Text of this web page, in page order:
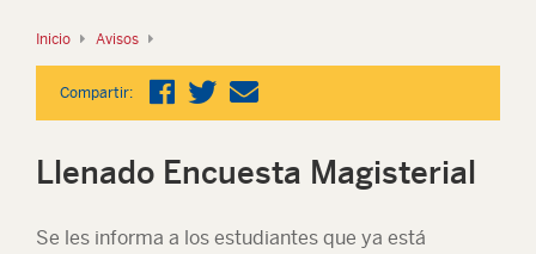
Inicio Avisos
Compartir:
Llenado Encuesta Magisterial
Se les informa a los estudiantes que ya está